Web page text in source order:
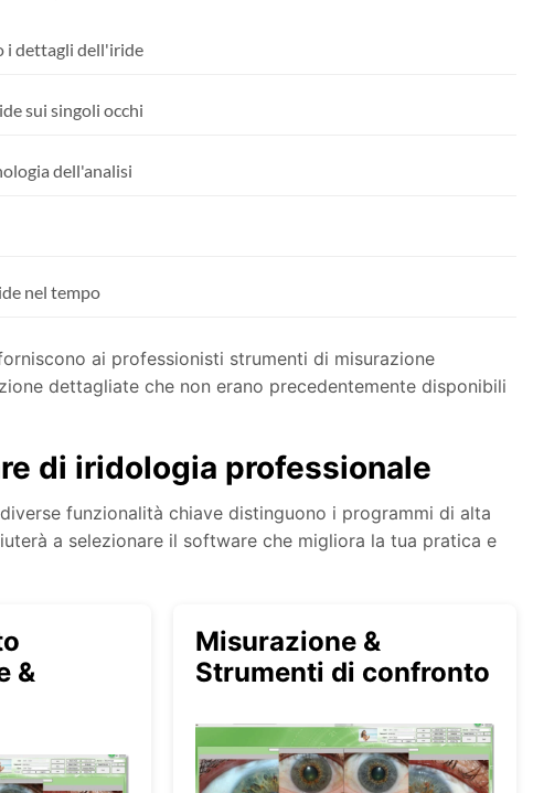
i dettagli dell'iride
sui singoli occhi
dell'analisi
nel tempo
ai professionisti strumenti di misurazione
dettagliate che non erano precedentemente disponibili
di iridologia professionale
funzionalità chiave distinguono i programmi di alta
a selezionare il software che migliora la tua pratica e
&
Misurazione &
Strumenti di confronto